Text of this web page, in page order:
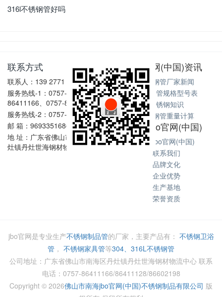
316l不锈钢管好吗
联系方式
联系人：139 2771 6167
服务热线-1：0757-
86411166、0757-86411128
服务热线-2：0757-86602198
邮 箱：969335168@qq.com
地 址：广东省佛山市南海区丹
灶镇丹灶世海钢材物流中心
jbo官网(中国)资讯
不锈钢管厂家新闻
不锈钢管规格型号表
不锈钢知识
不锈钢管重量计算
关于jbo官网(中国)
关于jbo官网(中国)
联系我们
品牌文化
企业优势
生产基地
荣誉资质
jbo官网是专业生产不锈钢制品管的厂家，主要产品有： 不锈钢卫浴
管 ， 不锈钢家具管等304、316L不锈钢管
公司地址：广东省佛山市南海区丹灶镇丹灶世海钢材物流中心 联系
电话：0757-86411166/86411128/86602198
Copyright © 2026佛山市南海jbo官网(中国)不锈钢制品有限公司 版